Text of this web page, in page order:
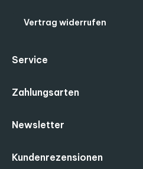
Vertrag widerrufen
Service
Zahlungsarten
Kundenrezensionen
Newsletter